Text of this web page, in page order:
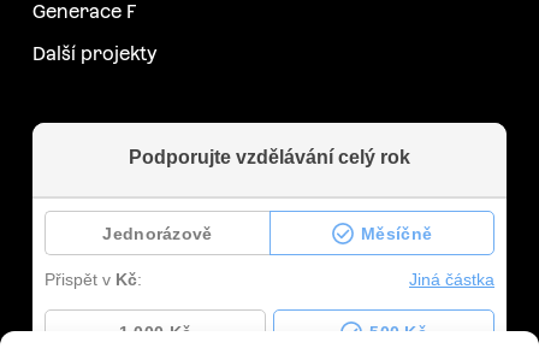
Generace F
Další projekty